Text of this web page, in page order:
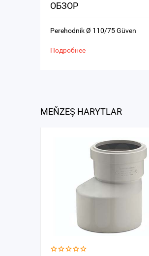
ОБЗОР
Perehodnik Ø 110/75 Güven
Подробнее
MEŇZEŞ HARYTLAR